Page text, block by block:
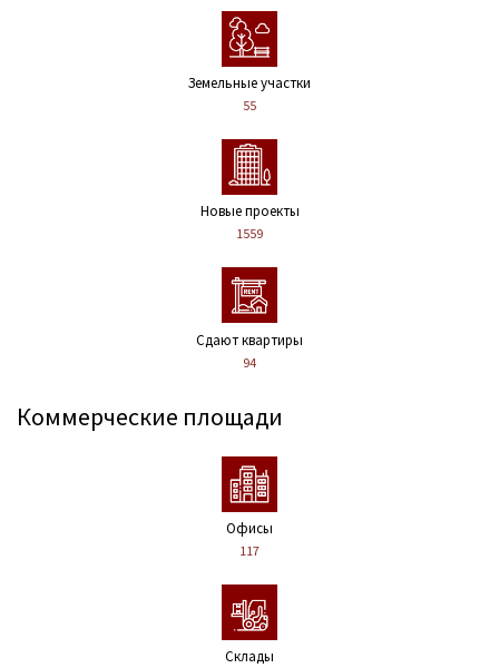
Земельные участки
55
Новые проекты
1559
Сдают квартиры
94
Коммерческие площади
Офисы
117
Склады